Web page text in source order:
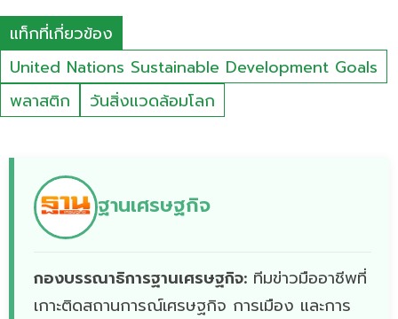
แท็กที่เกี่ยวข้อง
United Nations Sustainable Development Goals
พลาสติก
วันสิ่งแวดล้อมโลก
ฐานเศรษฐกิจ
กองบรรณาธิการฐานเศรษฐกิจ: ทีมข่าวมืออาชีพที่
เกาะติดสถานการณ์เศรษฐกิจ การเมือง และการ